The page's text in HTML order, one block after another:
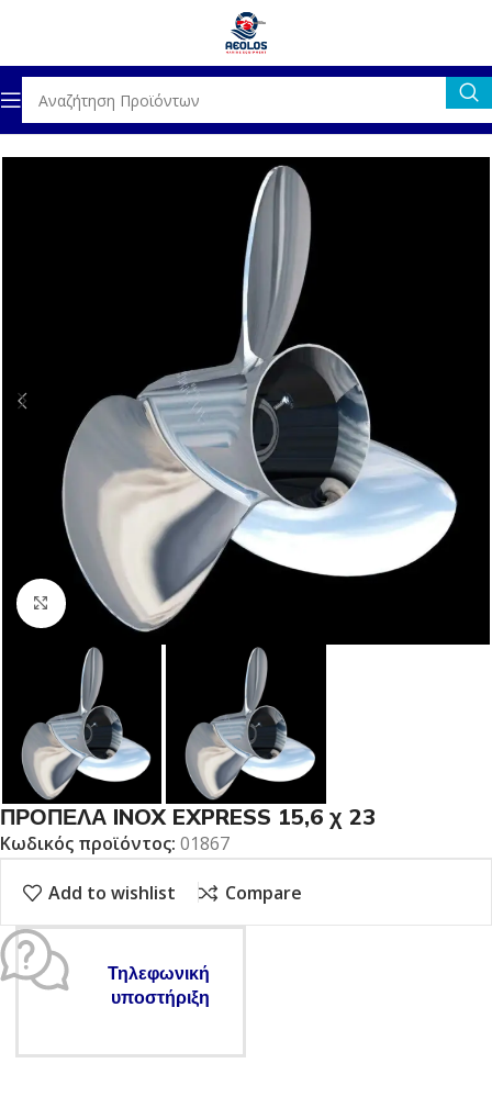
Αρχική σελίδα ΚΙΝΗΤΗΡΕΣ
Click to enlarge
ΠΡΟΠΕΛΑ INOX EXPRESS 15,6 χ 23
Κωδικός προϊόντος: 01867
Add to wishlist Compare
Τηλεφωνική
υποστήριξη